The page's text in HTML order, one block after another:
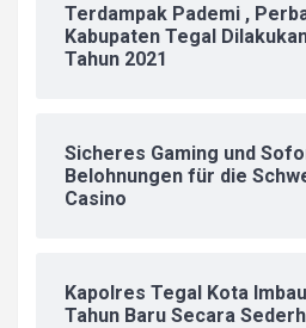
Terdampak Pademi ,
Kabupaten Tegal
Tahun 2021
Sicheres Gaming und
Belohnungen für die
Casino
Kapolres Tegal Kota
Tahun Baru Secara